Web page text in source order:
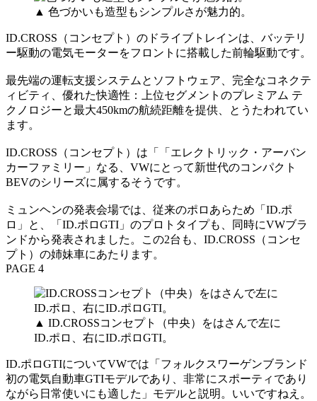
▲ 色づかいも造型もシンプルさが魅力的。
ID.CROSS（コンセプト）のドライブトレインは、バッテリ
ー駆動の電気モーターをフロントに搭載した前輪駆動です。
最先端の運転支援システムとソフトウェア、完全なコネクテ
ィビティ、優れた快適性：上位セグメントのプレミアム テ
クノロジーと最大450kmの航続距離を提供、とうたわれてい
ます。
ID.CROSS（コンセプト）は「「エレクトリック・アーバン
カーファミリー」なる、VWにとって新世代のコンパクト
BEVのシリーズに属するそうです。
ミュンヘンの発表会場では、従来のポロあらため「ID.ポ
ロ」と、「ID.ポロGTI」のプロトタイプも、同時にVWブラ
ンドから発表されました。この2台も、ID.CROSS（コンセ
プト）の姉妹車にあたります。
PAGE 4
▲ ID.CROSSコンセプト（中央）をはさんで左に
ID.ポロ、右にID.ポロGTI。
ID.ポロGTIについてVWでは「フォルクスワーゲンブランド
初の電気自動車GTIモデルであり、非常にスポーティであり
ながら日常使いにも適した」モデルと説明。いいですねえ。